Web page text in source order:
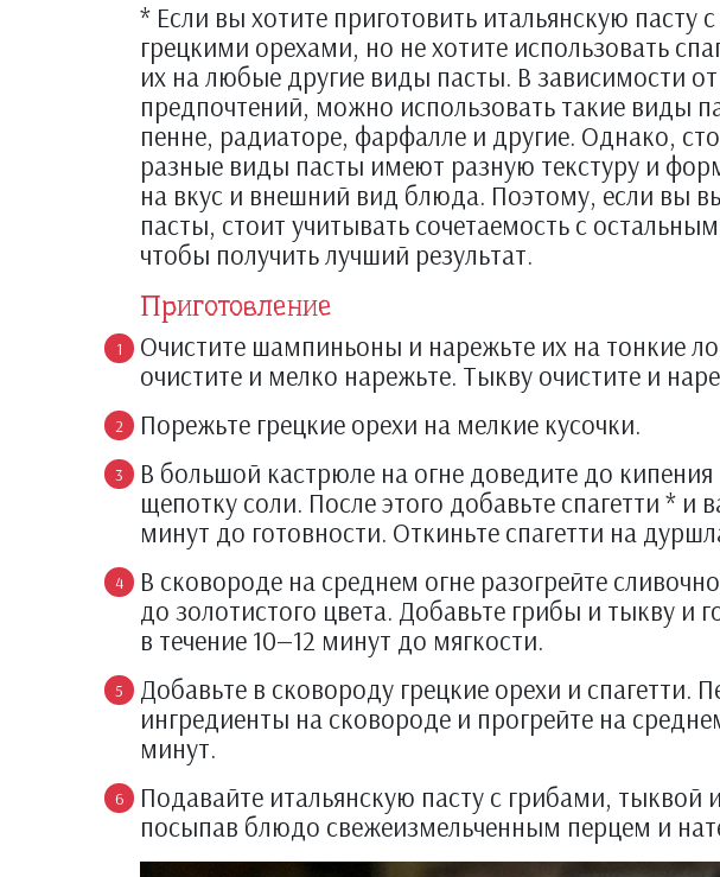
* Если вы хотите приготовить итальянскую пасту
грецкими орехами, но не хотите использовать
их на любые другие виды пасты. В зависимости
предпочтений, можно использовать такие виды
пенне, радиаторе, фарфалле и другие. Однако,
разные виды пасты имеют разную текстуру и
на вкус и внешний вид блюда. Поэтому, если вы
пасты, стоит учитывать сочетаемость с
чтобы получить лучший результат.
Приготовление
Очистите шампиньоны и нарежьте их на тонкие
очистите и мелко нарежьте. Тыкву очистите и
Порежьте грецкие орехи на мелкие кусочки.
В большой кастрюле на огне доведите до
щепотку соли. После этого добавьте спагетти * и
минут до готовности. Откиньте спагетти на
В сковороде на среднем огне разогрейте
до золотистого цвета. Добавьте грибы и тыкву и
в течение 10—12 минут до мягкости.
Добавьте в сковороду грецкие орехи и спагетти.
ингредиенты на сковороде и прогрейте на
минут.
Подавайте итальянскую пасту с грибами, тыквой
посыпав блюдо свежеизмельченным перцем и